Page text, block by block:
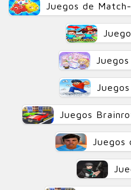
Juegos de
Juegos
Juegos